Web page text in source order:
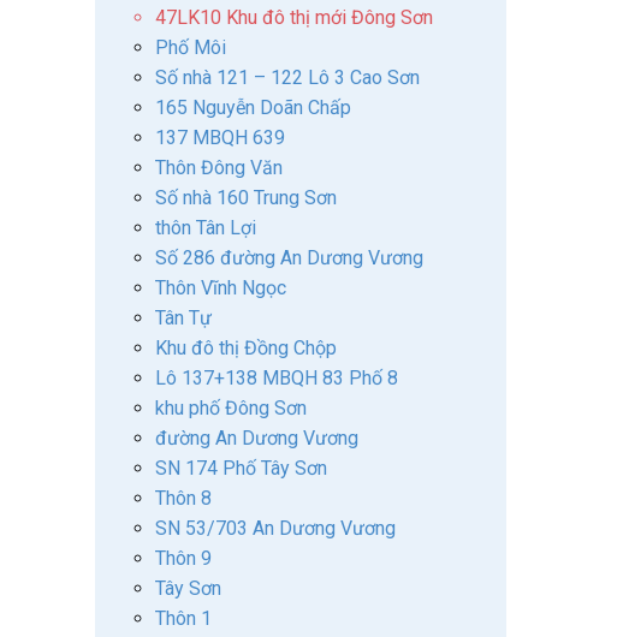
47LK10 Khu đô thị mới Đông Sơn
Phố Môi
Số nhà 121 – 122 Lô 3 Cao Sơn
165 Nguyễn Doãn Chấp
137 MBQH 639
Thôn Đông Văn
Số nhà 160 Trung Sơn
thôn Tân Lợi
Số 286 đường An Dương Vương
Thôn Vĩnh Ngọc
Tân Tự
Khu đô thị Đồng Chộp
Lô 137+138 MBQH 83 Phố 8
khu phố Đông Sơn
đường An Dương Vương
SN 174 Phố Tây Sơn
Thôn 8
SN 53/703 An Dương Vương
Thôn 9
Tây Sơn
Thôn 1